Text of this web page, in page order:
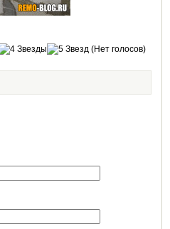
(Нет голосов)